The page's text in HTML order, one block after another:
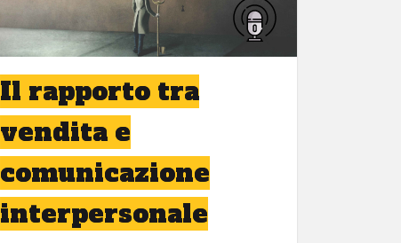
Il rapporto tra
vendita e
comunicazione
interpersonale